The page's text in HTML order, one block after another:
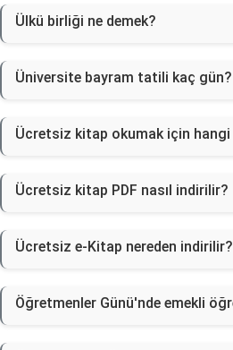
Ülkü birliği ne demek?
Üniversite bayram tatili kaç gün?
Ücretsiz kitap okumak için hangi
Ücretsiz kitap PDF nasıl indirilir?
Ücretsiz e-Kitap nereden indirilir?
Öğretmenler Günü'nde emekli